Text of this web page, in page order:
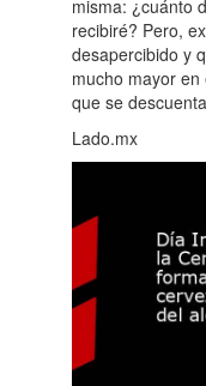
misma: ¿cuánto
recibiré? Pero,
desapercibido y
mucho mayor
que se
Lado.mx